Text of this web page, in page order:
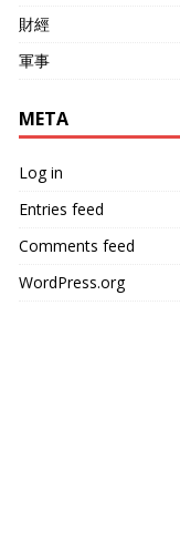
財經
軍事
META
Log in
Entries feed
Comments feed
WordPress.org